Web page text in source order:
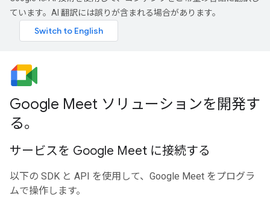
ています。AI 翻訳には誤りが含まれる場合があります。
Google Meet ソリューションを開発す
る。
サービスを Google Meet に接続する
以下の SDK と API を使用して、Google Meet をプログラ
ムで操作します。